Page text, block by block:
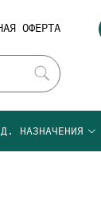
ОФЕРТА
НАЗНАЧЕНИЯ